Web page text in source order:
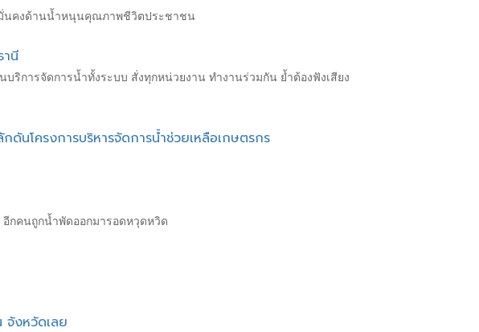
นคงด้านน้ำหนุนคุณภาพชีวิตประชาชน
านี
การจัดการน้ำทั้งระบบ สั่งทุกหน่วยงาน ทำงานร่วมกัน ย้ำต้องฟังเสียง
นโครงการบริหารจัดการน้ำช่วยเหลือเกษตรกร
อีกคนถูกน้ำพัดออกมารอดหวุดหวิด
จังหวัดเลย